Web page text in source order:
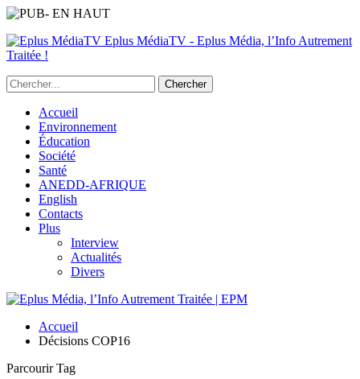
Eplus MédiaTV - Eplus Média, l’Info Autrement
Traitée !
Accueil
Environnement
Éducation
Société
Santé
ANEDD-AFRIQUE
English
Contacts
Plus
Interview
Actualités
Divers
Accueil
Décisions COP16
Parcourir Tag